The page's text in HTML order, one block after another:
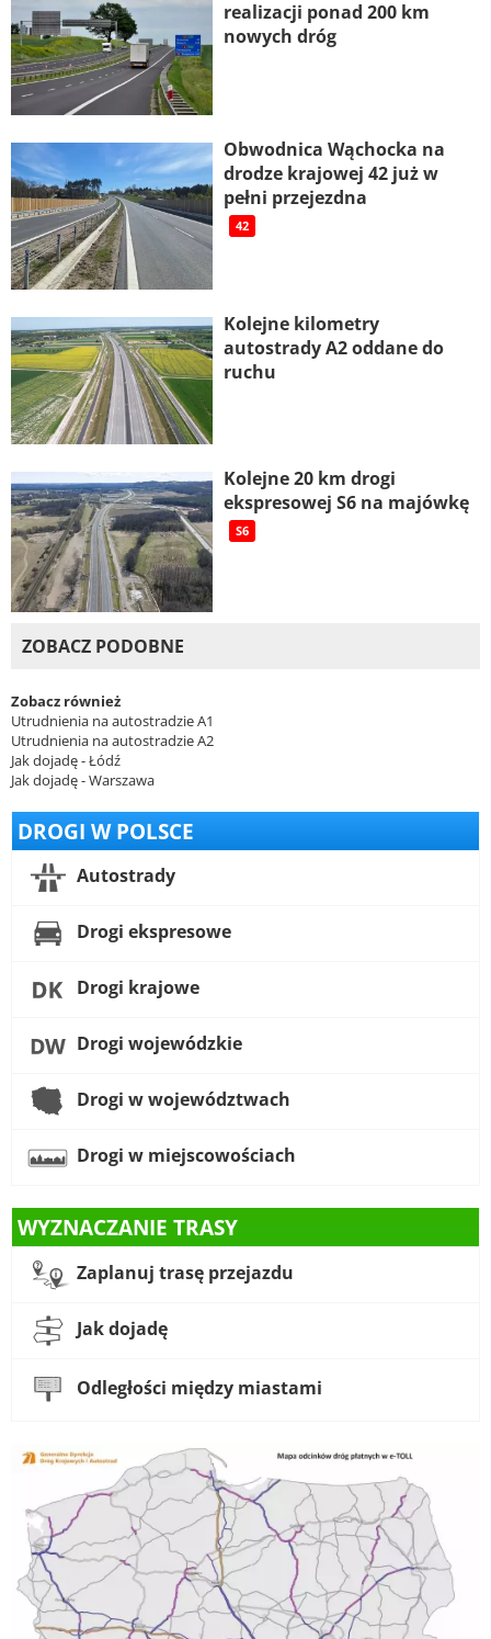
realizacji ponad 200 km
nowych dróg
Obwodnica Wąchocka na
drodze krajowej 42 już w
pełni przejezdna
42
Kolejne kilometry
autostrady A2 oddane do
ruchu
Kolejne 20 km drogi
ekspresowej S6 na majówkę
S6
ZOBACZ PODOBNE
Zobacz również
Utrudnienia na autostradzie A1
Utrudnienia na autostradzie A2
Jak dojadę - Łódź
Jak dojadę - Warszawa
DROGI W POLSCE
Autostrady
Drogi ekspresowe
Drogi krajowe
Drogi wojewódzkie
Drogi w województwach
Drogi w miejscowościach
WYZNACZANIE TRASY
Zaplanuj trasę przejazdu
Jak dojadę
Odległości między miastami